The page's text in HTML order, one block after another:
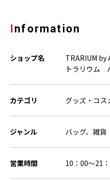
Information
ショップ名
TRARIUM by
トラリウム
カテゴリ グッズ・コス
ジャンル バッグ、雑貨
営業時間 10：00～21